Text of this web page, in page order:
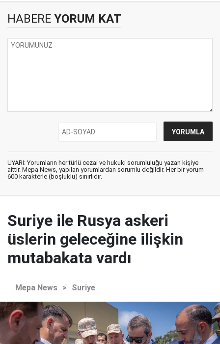
HABERE YORUM KAT
UYARI: Yorumların her türlü cezai ve hukuki sorumluluğu yazan kişiye
aittir. Mepa News, yapılan yorumlardan sorumlu değildir. Her bir yorum
600 karakterle (boşluklu) sınırlıdır.
Suriye ile Rusya askeri
üslerin geleceğine ilişkin
mutabakata vardı
Mepa News > Suriye